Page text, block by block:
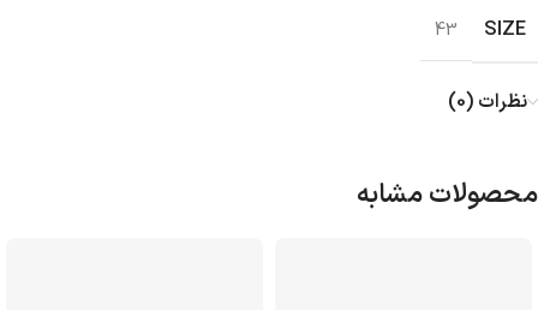
SIZE
43
نظرات (0)
محصولات مشابه